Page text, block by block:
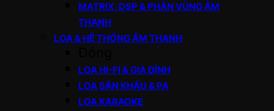
MATRIX, DSP & PHÂN VÙNG ÂM
THANH
LOA & HỆ THỐNG ÂM THANH
LOA HI-FI & GIA ĐÌNH
LOA SÂN KHẤU & PA
LOA KARAOKE